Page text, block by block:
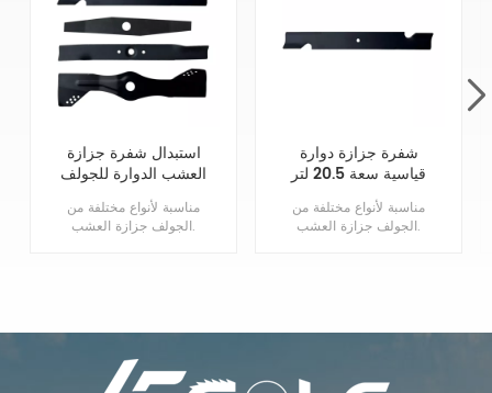
استبدال شفرة جزازة
العشب الدوارة للجولف
مناسبة لأنواع مختلفة من
الجولف جزازة العشب.
شفرة جزازة دوارة
قياسية سعة 20.5 لتر
في اتجاه عقارب
الساعة (RH) تحل
محل 110-4701
مناسبة لأنواع مختلفة من
الجولف جزازة العشب.